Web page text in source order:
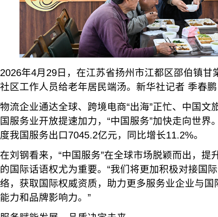
2026年4月29日，在江苏省扬州市江都区邵伯镇甘
社区工作人员给老年居民端汤。新华社记者 季春
物流企业通达全球、跨境电商“出海”正忙、中国
国服务业开放提速加力，“中国服务”加快走向世界
度我国服务出口7045.2亿元，同比增长11.2%。
在刘钢看来，“中国服务”在全球市场脱颖而出，提
的国际话语权尤为重要。“我们将更加积极对接国
络，获取国际权威资质，助力更多服务业企业与
能力和品牌影响力。”